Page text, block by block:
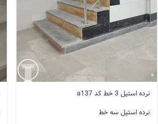
نرده استیل 3 خط کد a137
نرده استیل سه خط